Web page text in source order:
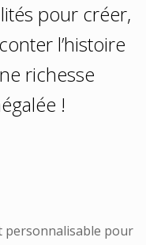
pour créer,
l’histoire
richesse
!
personnalisable pour